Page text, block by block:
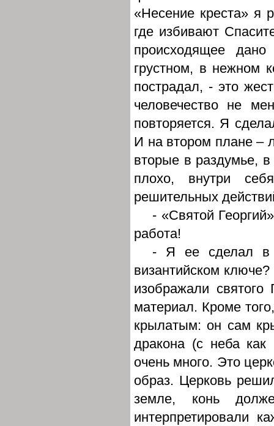
«Несение креста» я
где избивают
происходящее
грустном, в нежном
пострадал, - это
человечество не
повторяется. Я
И на втором плане –
вторые в раздумье, в
плохо, внутри
решительных
- «Святой
работа!
- Я ее сделал в
византийском
изображали
материал. Кроме
крылатым: он сам
дракона (с неба как
очень много. Это
образ. Церковь
земле, конь
интерпретировали